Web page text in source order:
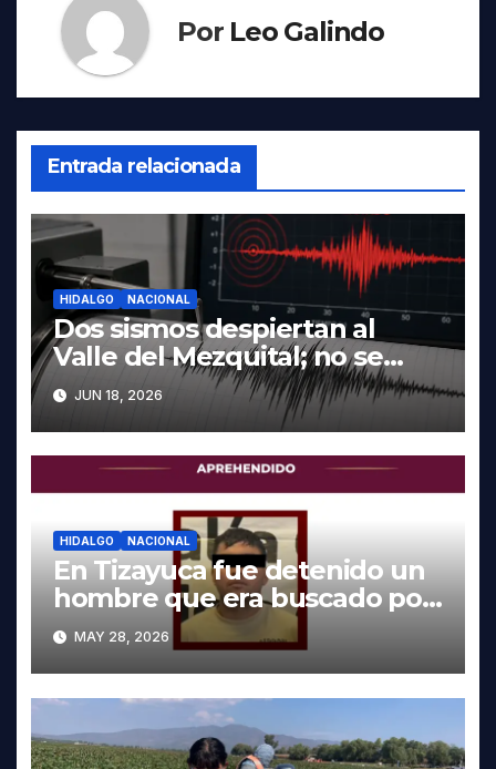
Por Leo Galindo
Entrada relacionada
HIDALGO NACIONAL
Dos sismos despiertan al
Valle del Mezquital; no se
reportan daños en Hidalgo
JUN 18, 2026
HIDALGO NACIONAL
En Tizayuca fue detenido un
hombre que era buscado por
autoridades de Oaxaca
MAY 28, 2026